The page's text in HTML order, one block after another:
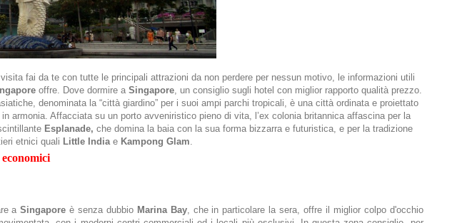
fai da te con tutte le principali attrazioni da non perdere per nessun motivo, le informazioni utili
offre. Dove dormire a Singapore, un consiglio sugli hotel con miglior rapporto qualità prezzo.
denominata la “città giardino” per i suoi ampi parchi tropicali, è una città ordinata e proiettato
armonia. Affacciata su un porto avveniristico pieno di vita, l’ex colonia britannica affascina per la
Esplanade, che domina la baia con la sua forma bizzarra e futuristica, e per la tradizione
etnici quali Little Indiae Kampong Glam.
aSingapore è senza dubbio Marina Bay, che in particolare la sera, offre il miglior colpo d'occhio